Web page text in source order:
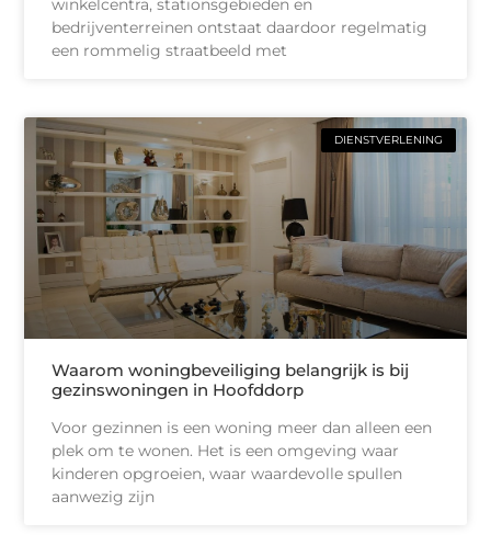
winkelcentra, stationsgebieden en
bedrijventerreinen ontstaat daardoor regelmatig
een rommelig straatbeeld met
DIENSTVERLENING
Waarom woningbeveiliging belangrijk is bij
gezinswoningen in Hoofddorp
Voor gezinnen is een woning meer dan alleen een
plek om te wonen. Het is een omgeving waar
kinderen opgroeien, waar waardevolle spullen
aanwezig zijn